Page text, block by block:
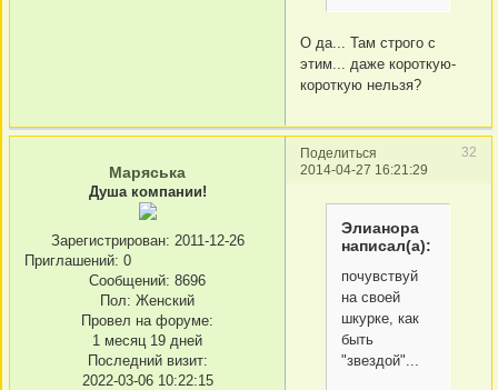
О да... Там строго с
этим... даже короткую-
короткую нельзя?
Поделиться
32
2014-04-27 16:21:29
Маряська
Душа компании!
Зарегистрирован: 2011-12-26
Приглашений: 0
Сообщений: 8696
Пол: Женский
Провел на форуме:
1 месяц 19 дней
Последний визит:
2022-03-06 10:22:15
Элианора
написал(а):
почувствуй
на своей
шкурке, как
быть
"звездой"...